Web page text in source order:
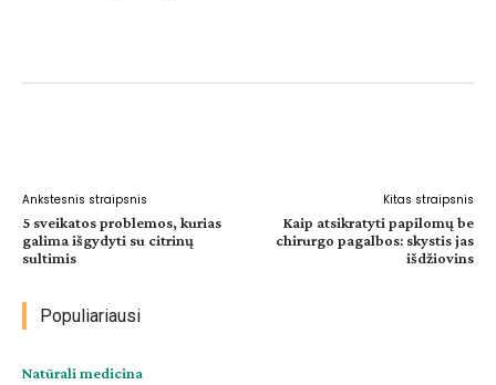
Ankstesnis straipsnis
5 sveikatos problemos, kurias
galima išgydyti su citrinų
sultimis
Kitas straipsnis
Kaip atsikratyti papilomų be
chirurgo pagalbos: skystis jas
išdžiovins
Populiariausi
Natūrali medicina